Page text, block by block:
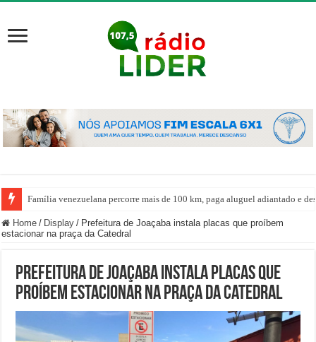
Família venezuelana percorre mais de 100 km, paga aluguel adiantado e
Home / Display / Prefeitura de Joaçaba instala placas que proíbem
estacionar na praça da Catedral
Prefeitura de Joaçaba instala placas que
proíbem estacionar na praça da Catedral